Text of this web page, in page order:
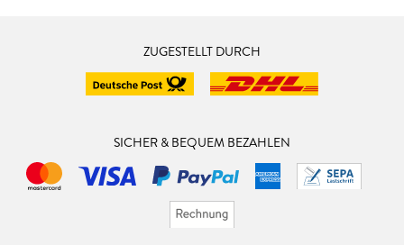
ZUGESTELLT DURCH
SICHER & BEQUEM BEZAHLEN